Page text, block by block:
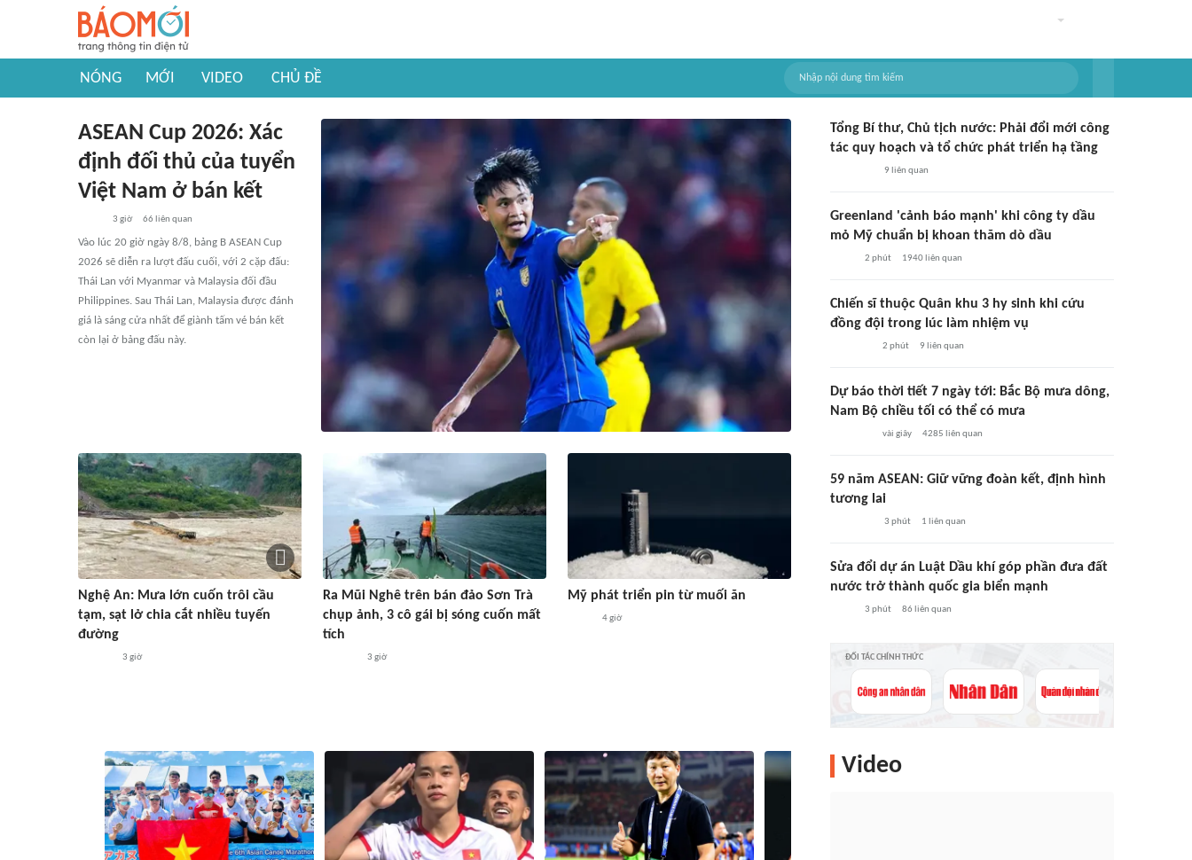
NÓNG MỚI VIDEO CHỦ ĐỀ
ASEAN Cup 2026: Xác
định đối thủ của tuyển
Việt Nam ở bán kết
3 giờ 66 liên quan
Vào lúc 20 giờ ngày 8/8, bảng B ASEAN Cup
2026 sẽ diễn ra lượt đấu cuối, với 2 cặp đấu:
Thái Lan với Myanmar và Malaysia đối đầu
Philippines. Sau Thái Lan, Malaysia được đánh
giá là sáng cửa nhất để giành tấm vé bán kết
còn lại ở bảng đấu này.
Nghệ An: Mưa lớn cuốn trôi cầu
tạm, sạt lở chia cắt nhiều tuyến
đường
3 giờ
Ra Mũi Nghê trên bán đảo Sơn Trà
chụp ảnh, 3 cô gái bị sóng cuốn mất
tích
3 giờ
Mỹ phát triển pin từ muối ăn
4 giờ
Tổng Bí thư, Chủ tịch nước: Phải đổi mới công
tác quy hoạch và tổ chức phát triển hạ tầng
9 liên quan
Greenland 'cảnh báo mạnh' khi công ty dầu
mỏ Mỹ chuẩn bị khoan thăm dò dầu
2 phút 1940 liên quan
Chiến sĩ thuộc Quân khu 3 hy sinh khi cứu
đồng đội trong lúc làm nhiệm vụ
2 phút 9 liên quan
Dự báo thời tiết 7 ngày tới: Bắc Bộ mưa dông,
Nam Bộ chiều tối có thể có mưa
vài giây 4285 liên quan
59 năm ASEAN: Giữ vững đoàn kết, định hình
tương lai
3 phút 1 liên quan
Sửa đổi dự án Luật Dầu khí góp phần đưa đất
nước trở thành quốc gia biển mạnh
3 phút 86 liên quan
ĐỐI TÁC CHÍNH THỨC
Video